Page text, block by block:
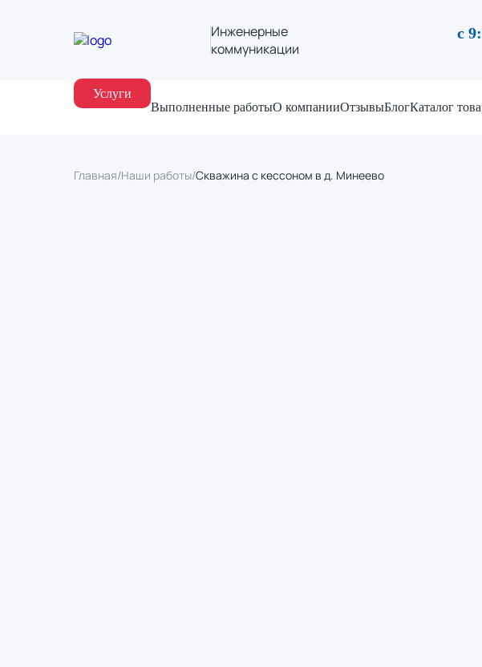
Инженерные
коммуникации
с
Услуги
Выполненные работыО компанииОтзывыБлогКаталог
Главная/Наши работы/Скважина с кессоном в д. Минеево